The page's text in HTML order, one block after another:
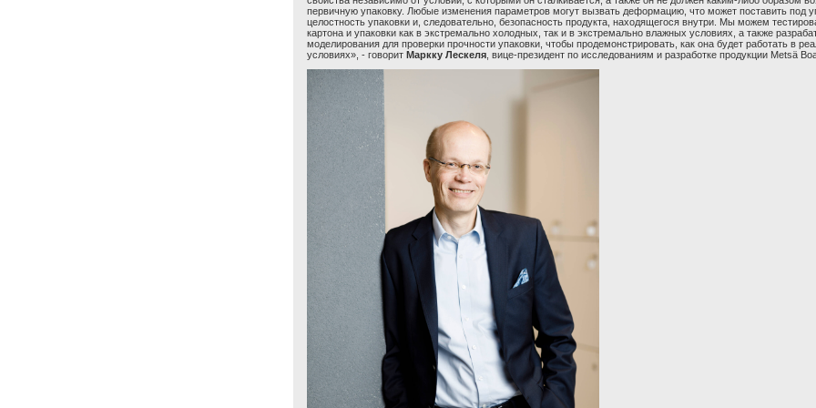
первичную упаковку. Любые изменения параметров могут вызвать деформацию, что может поставить под
целостность упаковки и, следовательно, безопасность продукта, находящегося внутри. Мы можем
картона и упаковки как в экстремально холодных, так и в экстремально влажных условиях, а также
моделирования для проверки прочности упаковки, чтобы продемонстрировать, как она будет работать в
условиях», - говорит Маркку Лескеля , вице-президент по исследованиям и разработке продукции Metsä